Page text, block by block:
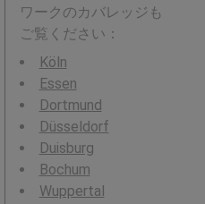
ワークのカバレッジも
ご覧ください：
Köln
Essen
Dortmund
Düsseldorf
Duisburg
Bochum
Wuppertal